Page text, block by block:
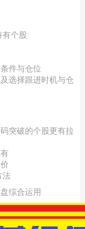
有个股
件与仓位
选择跟进时机与仓
突破的个股更有拉
法
综合运用